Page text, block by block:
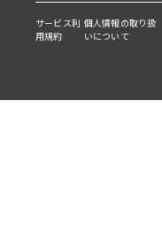
サービス利
用規約
個人情報の取り扱
いについて